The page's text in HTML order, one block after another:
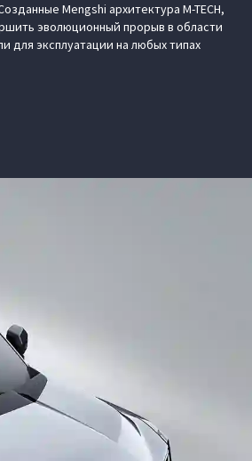
Mengshi архитектура M-TECH,
эволюционный прорыв в области
для эксплуатации на любых типах